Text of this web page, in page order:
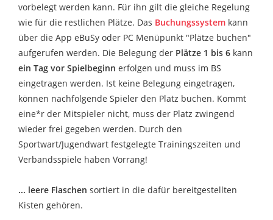
vorbelegt werden kann. Für ihn gilt die gleiche Regelung
wie für die restlichen Plätze. Das Buchungssystem kann
über die App eBuSy oder PC Menüpunkt "Plätze buchen"
aufgerufen werden. Die Belegung der Plätze 1 bis 6 kann
ein Tag vor Spielbeginn erfolgen und muss im BS
eingetragen werden. Ist keine Belegung eingetragen,
können nachfolgende Spieler den Platz buchen. Kommt
eine*r der Mitspieler nicht, muss der Platz zwingend
wieder frei gegeben werden. Durch den
Sportwart/Jugendwart festgelegte Trainingszeiten und
Verbandsspiele haben Vorrang!
... leere Flaschen sortiert in die dafür bereitgestellten
Kisten gehören.